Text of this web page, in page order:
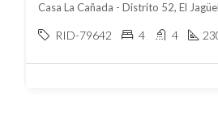
Casa La Cañada - Distrito 52, El
RID-79642 4 4